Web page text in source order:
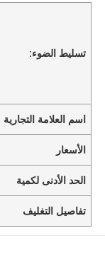
تسليط الضوء:
اسم العلامة التجارية
الأسعار
الحد الأدنى لكمية
تفاصيل التغليف